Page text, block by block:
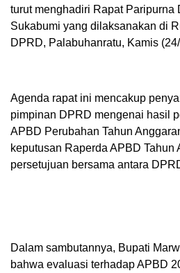
turut menghadiri Rapat Paripurna
Sukabumi yang dilaksanakan di
DPRD, Palabuhanratu, Kamis
Agenda rapat ini mencakup
pimpinan DPRD mengenai hasil
APBD Perubahan Tahun
keputusan Raperda APBD Tahun
persetujuan bersama antara
Dalam sambutannya, Bupati
bahwa evaluasi terhadap APBD